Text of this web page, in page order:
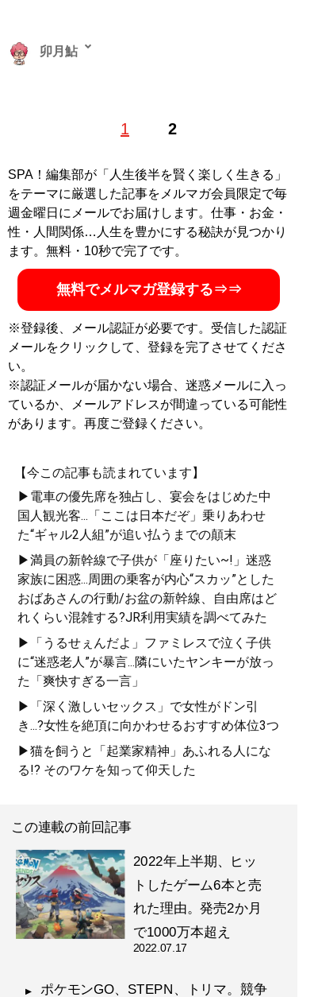
1 2
卯月鮎
やコラム、書評を中心にフリーで活動している。雑誌連
ーム子ども実験室～』（マイクロマガジン社）はゲーム
実況の先駆けという声も
記事一覧へ
SPA！編集部が「人生後半を賢く楽しく生きる」
をテーマに厳選した記事をメルマガ会員限定で毎
週金曜日にメールでお届けします。仕事・お金・
性・人間関係…人生を豊かにする秘訣が見つかり
ます。無料・10秒で完了です。
無料でメルマガ登録する⇒⇒
※登録後、メール認証が必要です。受信した認証
メールをクリックして、登録を完了させてくださ
い。
※認証メールが届かない場合、迷惑メールに入っ
ているか、メールアドレスが間違っている可能性
があります。再度ご登録ください。
【今この記事も読まれています】
▶電車の優先席を独占し、宴会をはじめた中
国人観光客...「ここは日本だぞ」乗りあわせ
た“ギャル2人組”が追い払うまでの顛末
▶満員の新幹線で子供が「座りたい~!」迷惑
家族に困惑...周囲の乗客が内心“スカッ”とした
おばあさんの行動/お盆の新幹線、自由席はど
れくらい混雑する?JR利用実績を調べてみた
▶「うるせぇんだよ」ファミレスで泣く子供
に“迷惑老人”が暴言...隣にいたヤンキーが放っ
た「爽快すぎる一言」
▶「深く激しいセックス」で女性がドン引
き...?女性を絶頂に向かわせるおすすめ体位3つ
▶猫を飼うと「起業家精神」あふれる人にな
る!? そのワケを知って仰天した
この連載の前回記事
2022年上半期、ヒッ
トしたゲーム6本と売
れた理由。発売2か月
で1000万本超え
2022.07.17
ポケモンGO、STEPN、トリマ。競争